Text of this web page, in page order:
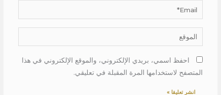
Email*
الموقع
احفظ اسمي، بريدي الإلكتروني، والموقع الإلكتروني في هذا
المتصفح لاستخدامها المرة المقبلة في تعليقي.